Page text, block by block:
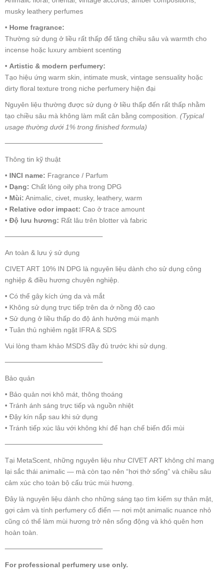
musky leathery perfumes
• Home fragrance:
Thường sử dụng ở liều rất thấp để tăng chiều sâu và warmth cho
incense hoặc luxury ambient scenting
• Artistic & modern perfumery:
Tạo hiệu ứng warm skin, intimate musk, vintage sensuality hoặc
dirty floral texture trong niche perfumery hiện đại
Nguyên liệu thường được sử dụng ở liều thấp đến rất thấp nhằm
tạo chiều sâu mà không làm mất cân bằng composition. (Typical
usage thường dưới 1% trong finished formula)
────────────────────
Thông tin kỹ thuật
• INCI name: Fragrance / Parfum
• Dạng: Chất lỏng oily pha trong DPG
• Mùi: Animalic, civet, musky, leathery, warm
• Relative odor impact: Cao ở trace amount
• Độ lưu hương: Rất lâu trên blotter và fabric
────────────────────
An toàn & lưu ý sử dụng
CIVET ART 10% IN DPG là nguyên liệu dành cho sử dụng công
nghiệp & điều hương chuyên nghiệp.
• Có thể gây kích ứng da và mắt
• Không sử dụng trực tiếp trên da ở nồng độ cao
• Sử dụng ở liều thấp do độ ảnh hưởng mùi mạnh
• Tuân thủ nghiêm ngặt IFRA & SDS
Vui lòng tham khảo MSDS đầy đủ trước khi sử dụng.
────────────────────
Bảo quản
• Bảo quản nơi khô mát, thông thoáng
• Tránh ánh sáng trực tiếp và nguồn nhiệt
• Đậy kín nắp sau khi sử dụng
• Tránh tiếp xúc lâu với không khí để hạn chế biến đổi mùi
────────────────────
Tại MetaScent, những nguyên liệu như CIVET ART không chỉ mang
lại sắc thái animalic — mà còn tạo nên “hơi thở sống” và chiều sâu
cảm xúc cho toàn bộ cấu trúc mùi hương.
Đây là nguyên liệu dành cho những sáng tạo tìm kiếm sự thân mật,
gợi cảm và tính perfumery cổ điển — nơi một animalic nuance nhỏ
cũng có thể làm mùi hương trở nên sống động và khó quên hơn
hoàn toàn.
────────────────────
For professional perfumery use only.